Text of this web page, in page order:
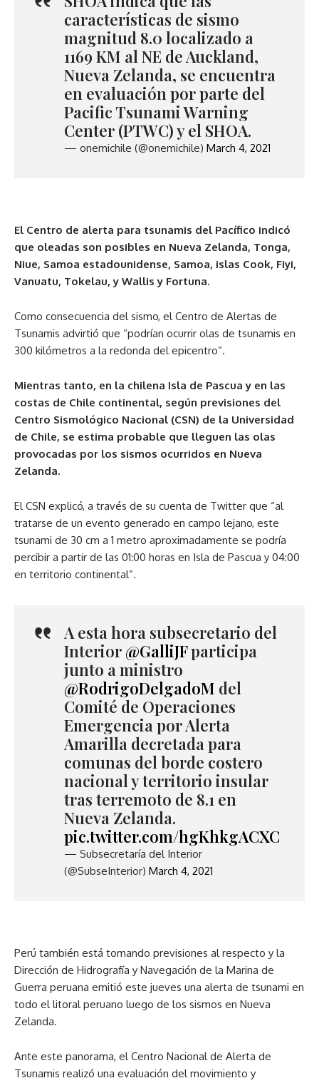
características de sismo
magnitud 8.0 localizado a
1169 KM al NE de Auckland,
Nueva Zelanda, se encuentra
en evaluación por parte del
Pacific Tsunami Warning
Center (PTWC) y el SHOA.
— onemichile (@onemichile) March 4, 2021
El Centro de alerta para tsunamis del Pacífico indicó
que oleadas son posibles en Nueva Zelanda, Tonga,
Niue, Samoa estadounidense, Samoa, islas Cook, Fiyi,
Vanuatu, Tokelau, y Wallis y Fortuna.
Como consecuencia del sismo, el Centro de Alertas de
Tsunamis advirtió que “podrían ocurrir olas de tsunamis en
300 kilómetros a la redonda del epicentro”.
Mientras tanto, en la chilena Isla de Pascua y en las
costas de Chile continental, según previsiones del
Centro Sismológico Nacional (CSN) de la Universidad
de Chile, se estima probable que lleguen las olas
provocadas por los sismos ocurridos en Nueva
Zelanda.
El CSN explicó, a través de su cuenta de Twitter que “al
tratarse de un evento generado en campo lejano, este
tsunami de 30 cm a 1 metro aproximadamente se podría
percibir a partir de las 01:00 horas en Isla de Pascua y 04:00
en territorio continental”.
A esta hora subsecretario del
Interior @GalliJFparticipa
junto a ministro
@RodrigoDelgadoM del
Comité de Operaciones
Emergencia por Alerta
Amarilla decretada para
comunas del borde costero
nacional y territorio insular
tras terremoto de 8.1 en
Nueva Zelanda.
pic.twitter.com/hgKhkgACXC
— Subsecretaría del Interior
(@SubseInterior) March 4, 2021
Perú también está tomando previsiones al respecto y la
Dirección de Hidrografía y Navegación de la Marina de
Guerra peruana emitió este jueves una alerta de tsunami en
todo el litoral peruano luego de los sismos en Nueva
Zelanda.
Ante este panorama, el Centro Nacional de Alerta de
Tsunamis realizó una evaluación del movimiento y